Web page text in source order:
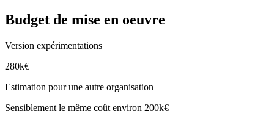
Budget de mise en oeuvre
Version expérimentations
280k€
Estimation pour une autre organisation
Sensiblement le même coût environ 200k€